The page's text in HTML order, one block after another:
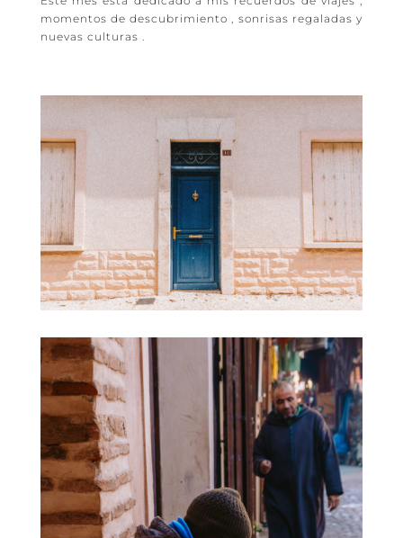
momentos de descubrimiento , sonrisas regaladas y
nuevas culturas .